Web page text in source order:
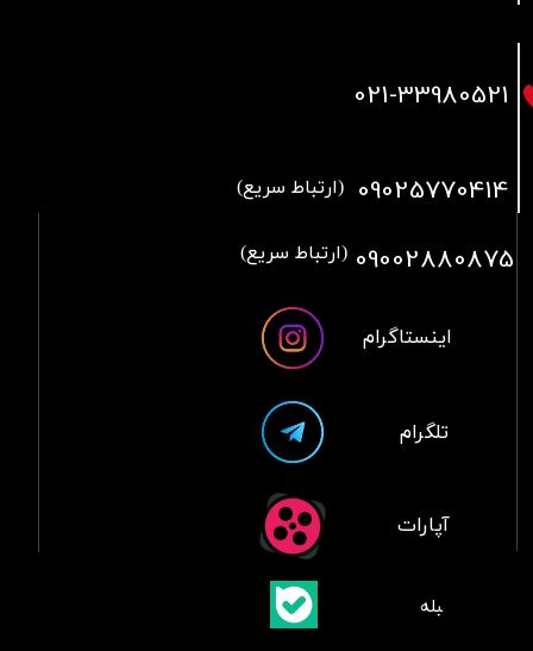
021-33980521
09025770414 (ارتباط سریع)
09002880875 (ارتباط سریع)
آپارات
تلگرام
اینستاگرام
​بلبله​​​​​​​بله